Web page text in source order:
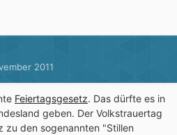
2011
Feiertagsgesetz. Das dürfte es in
geben. Der Volkstrauertag
zu den sogenannten "Stillen